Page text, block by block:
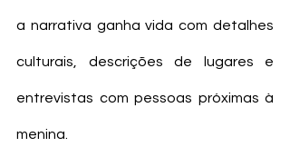
a narrativa ganha vida com detalhes
culturais, descrições de lugares e
entrevistas com pessoas próximas à
menina.